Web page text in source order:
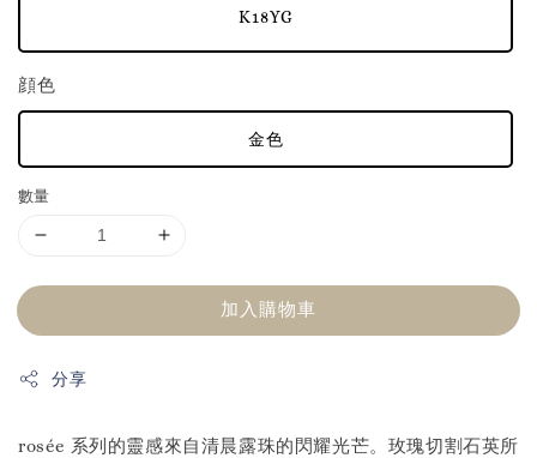
K18YG
顔色
金色
數量
加入購物車
分享
rosée 系列的靈感來自清晨露珠的閃耀光芒。玫瑰切割石英所